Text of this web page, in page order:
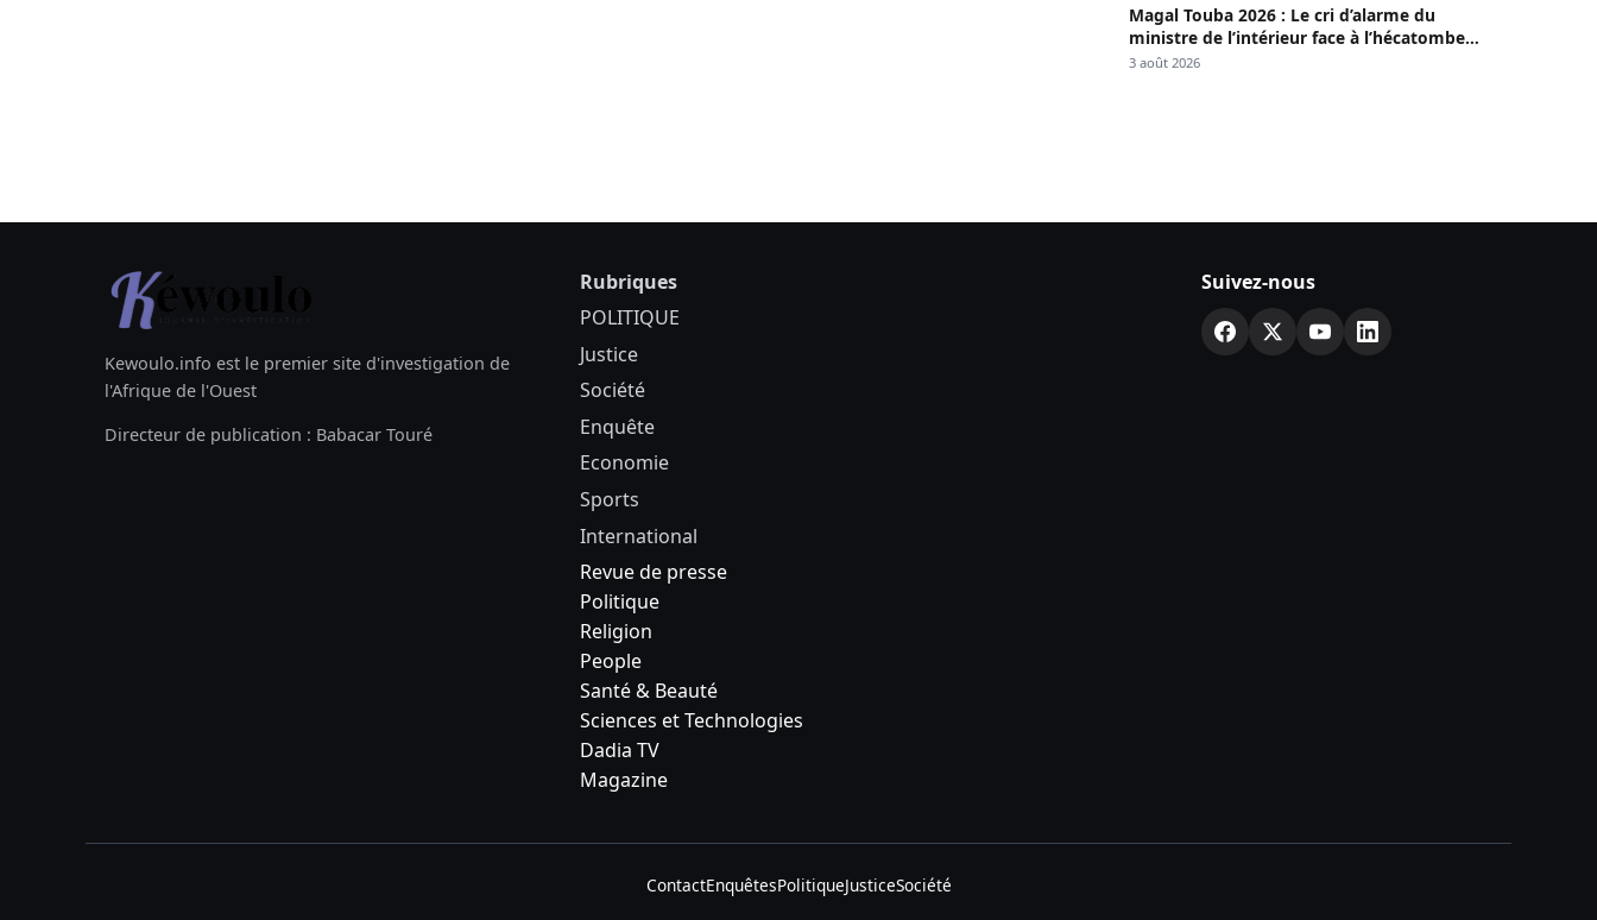
Magal Touba 2026 : Le cri d’alarme du
ministre de l’intérieur face à l’hécatombe
routière
3 août 2026
Kewoulo.info est le premier site d'investigation de
l'Afrique de l'Ouest
Directeur de publication : Babacar Touré
Rubriques
POLITIQUE
Justice
Société
Enquête
Economie
Sports
International
Revue de presse
Politique
Religion
People
Santé & Beauté
Sciences et Technologies
Dadia TV
Magazine
Suivez-nous
ContactEnquêtesPolitiqueJusticeSociété